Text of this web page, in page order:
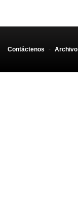
Contáctenos - Archivo